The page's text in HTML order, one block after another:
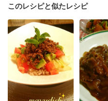
このレシピと似たレシピ